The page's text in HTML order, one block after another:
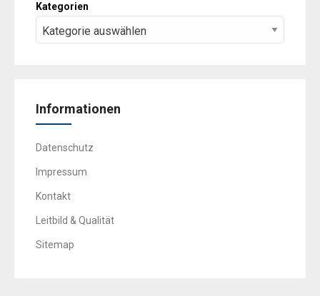
Kategorien
Informationen
Datenschutz
Impressum
Kontakt
Leitbild & Qualität
Sitemap